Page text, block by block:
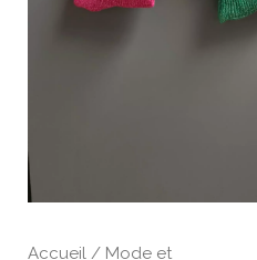
Accueil / Mode et